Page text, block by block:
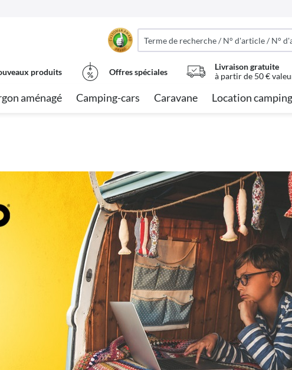
produits Offres spéciales
Livraison gratuite
à partir de 50 €
aménagé Camping-cars Caravane Location